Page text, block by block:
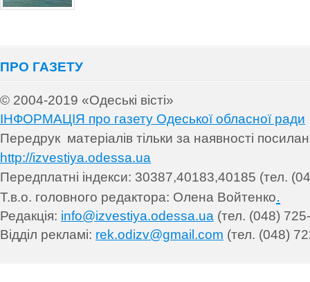
ПРО ГАЗЕТУ
© 2004-2019 «Одеські вісті»
ІНФОРМАЦІЯ про газету Одеської обласної ради
Передрук матеріалів тільки за наявності
http://izvestiya.odessa.ua
Передплатні індекси: 30387,40183,40185 (тел.
Т.в.о. головного редактора: Олена Войтенко.
Редакція: info@izvestiya.odessa.ua (тел. (048)
Відділ рекламі: rek.odizv@gmail.com (тел. (048)